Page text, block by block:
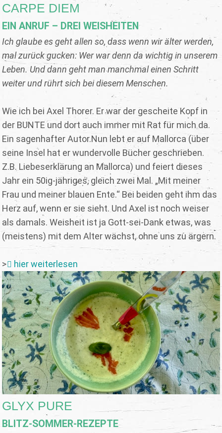
CARPE DIEM
EIN ANRUF – DREI WEISHEITEN
Ich glaube es geht allen so, dass wenn wir älter werden,
mal zurück gucken: Wer war denn da wichtig in unserem
Leben. Und dann geht man manchmal einen Schritt
weiter und rührt sich bei diesem Menschen.
Wie ich bei Axel Thorer. Er war der gescheite Kopf in
der BUNTE und dort auch immer mit Rat für mich da.
Ein sagenhafter Autor.Nun lebt er auf Mallorca (über
seine Insel hat er wundervolle Bücher geschrieben.
Z.B. Liebeserklärung an Mallorca) und feiert dieses
Jahr ein 50ig-jähriges, gleich zwei Mal. „Mit meiner
Frau und meiner blauen Ente.“ Bei beiden geht ihm das
Herz auf, wenn er sie sieht. Und Axel ist noch weiser
als damals. Weisheit ist ja Gott-sei-Dank etwas, was
(meistens) mit dem Alter wächst, ohne uns zu ärgern.
> hier weiterlesen
GLYX PURE
BLITZ-SOMMER-REZEPTE